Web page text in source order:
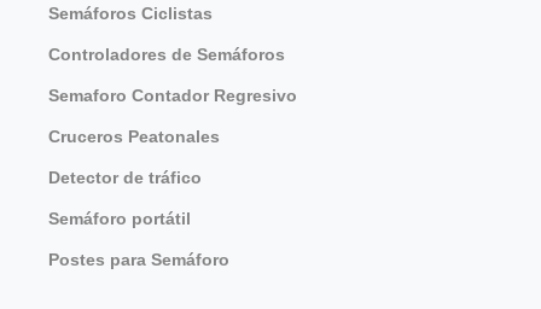
Semáforos Ciclistas
Controladores de Semáforos
Semaforo Contador Regresivo
Cruceros Peatonales
Detector de tráfico
Semáforo portátil
Postes para Semáforo